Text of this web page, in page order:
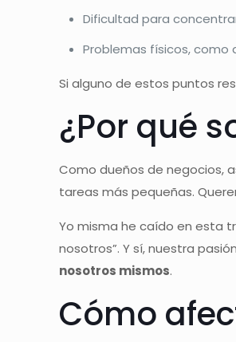
Dificultad para
Problemas físicos, como
Si alguno de estos puntos
¿Por qué
Como dueños de negocios,
tareas más pequeñas.
Yo misma he caído en esta
nosotros”. Y sí, nuestra
nosotros mismos.
Cómo